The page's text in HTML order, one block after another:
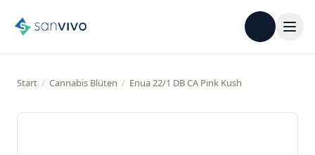
Start / Cannabis Blüten / Enua 22/1 DB CA Pink Kush